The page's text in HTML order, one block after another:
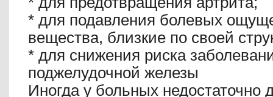
* для подавления болевых
вещества, близкие по своей
* для снижения риска
поджелудочной железы
Иногда у больных недостаточно